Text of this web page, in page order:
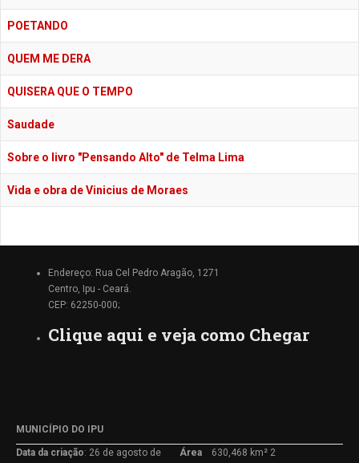
POETANDO
QUEM ME DERA
QUISERA QUE O TEMPO
Saudade
Sobre o livro "Pensando Alto" de Telma Lima
Vida e obra de Vinicius de Moraes
Endereço: Rua Cel Pedro Aragão, 1271
Centro, Ipu - Ceará.
CEP: 62250-000;
Clique aqui e veja como Chegar
MUNICÍPIO DO IPU
Data da criação: 26 de agosto de Área 630,468 km² 2